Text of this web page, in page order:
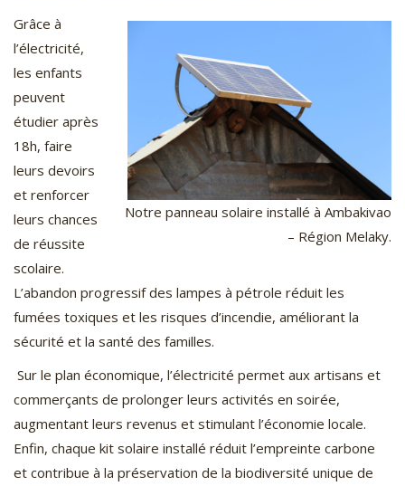
Notre panneau solaire installé à Ambakivao
– Région Melaky.
Grâce à
l’électricité,
les enfants
peuvent
étudier après
18h, faire
leurs devoirs
et renforcer
leurs chances
de réussite
scolaire.
L’abandon progressif des lampes à pétrole réduit les
fumées toxiques et les risques d’incendie, améliorant la
sécurité et la santé des familles.
Sur le plan économique, l’électricité permet aux artisans et
commerçants de prolonger leurs activités en soirée,
augmentant leurs revenus et stimulant l’économie locale.
Enfin, chaque kit solaire installé réduit l’empreinte carbone
et contribue à la préservation de la biodiversité unique de